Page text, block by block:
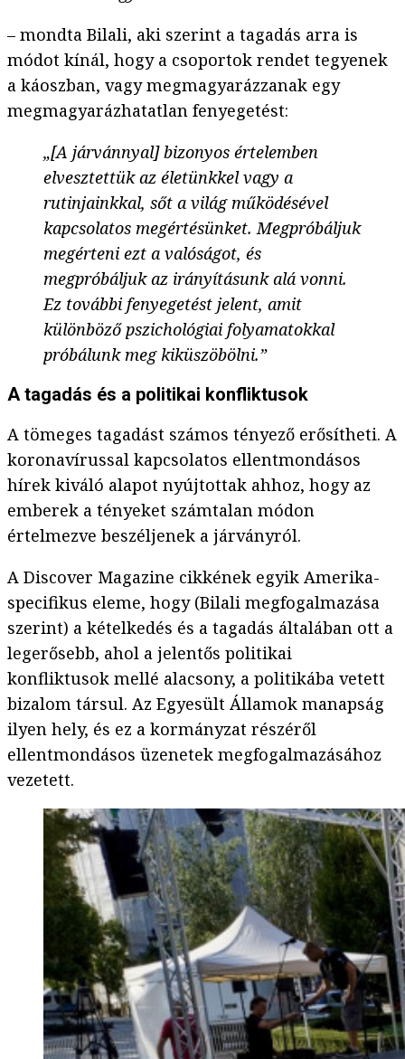
– mondta Bilali, aki szerint a tagadás arra is
módot kínál, hogy a csoportok rendet tegyenek
a káoszban, vagy megmagyarázzanak egy
megmagyarázhatatlan fenyegetést:
„[A járvánnyal] bizonyos értelemben
elvesztettük az életünkkel vagy a
rutinjainkkal, sőt a világ működésével
kapcsolatos megértésünket. Megpróbáljuk
megérteni ezt a valóságot, és
megpróbáljuk az irányításunk alá vonni.
Ez további fenyegetést jelent, amit
különböző pszichológiai folyamatokkal
próbálunk meg kiküszöbölni.”
A tagadás és a politikai konfliktusok
A tömeges tagadást számos tényező erősítheti. A
koronavírussal kapcsolatos ellentmondásos
hírek kiváló alapot nyújtottak ahhoz, hogy az
emberek a tényeket számtalan módon
értelmezve beszéljenek a járványról.
A Discover Magazine cikkének egyik Amerika-
specifikus eleme, hogy (Bilali megfogalmazása
szerint) a kételkedés és a tagadás általában ott a
legerősebb, ahol a jelentős politikai
konfliktusok mellé alacsony, a politikába vetett
bizalom társul. Az Egyesült Államok manapság
ilyen hely, és ez a kormányzat részéről
ellentmondásos üzenetek megfogalmazásához
vezetett.